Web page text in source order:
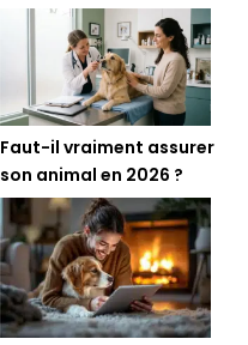
Faut-il vraiment assurer
son animal en 2026 ?